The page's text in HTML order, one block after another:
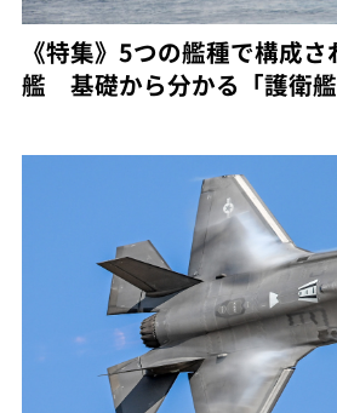
《特集》5つの艦種で構成
艦 基礎から分かる「護衛